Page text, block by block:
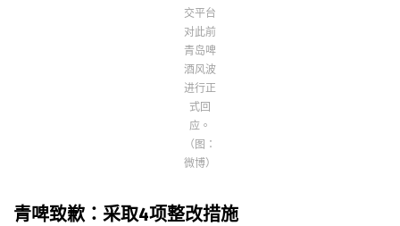
交平台
对此前
青岛啤
酒风波
进行正
式回
应。
（图：
微博）
青啤致歉：采取4项整改措施